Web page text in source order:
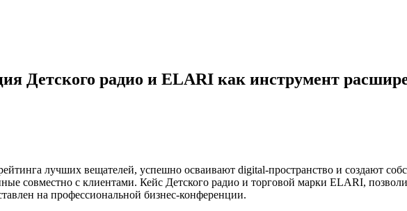
Детского радио и ELARI как инструмент
лучших вещателей, успешно осваивают digital-пространство и создают
совместно с клиентами. Кейс Детского радио и торговой марки ELARI,
на профессиональной бизнес-конференции.